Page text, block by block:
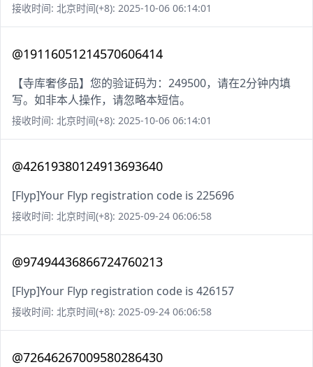
接收时间: 北京时间(+8): 2025-10-06 06:14:01
@19116051214570606414
【寺库奢侈品】您的验证码为：249500，请在2分钟内填
写。如非本人操作，请忽略本短信。
接收时间: 北京时间(+8): 2025-10-06 06:14:01
@42619380124913693640
[Flyp]Your Flyp registration code is 225696
接收时间: 北京时间(+8): 2025-09-24 06:06:58
@97494436866724760213
[Flyp]Your Flyp registration code is 426157
接收时间: 北京时间(+8): 2025-09-24 06:06:58
@72646267009580286430